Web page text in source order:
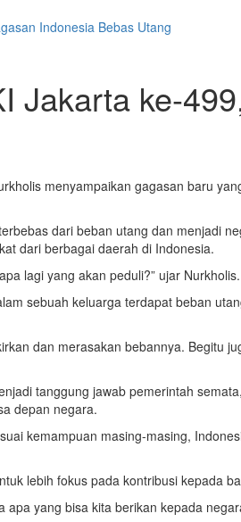
Indonesia Bebas Utang
Jakarta ke-
menyampaikan gagasan baru
dari beban utang dan menjadi
dari berbagai daerah di Indonesia.
lagi yang akan peduli?” ujar Nurkholis.
sebuah keluarga terdapat beban
dan merasakan bebannya. Begitu
tanggung jawab pemerintah
depan negara.
kemampuan masing-masing,
lebih fokus pada kontribusi kepada
yang bisa kita berikan kepada